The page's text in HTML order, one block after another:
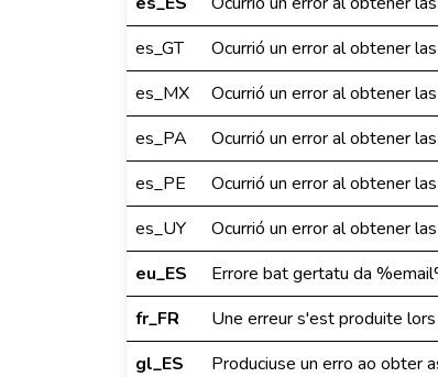
es_GT
Ocurrió un error al obtener
es_MX
Ocurrió un error al obtener
es_PA
Ocurrió un error al obtener
es_PE
Ocurrió un error al obtener
es_UY
Ocurrió un error al obtener
eu_ES
Errore bat gertatu da
fr_FR
Une erreur s'est produite
gl_ES
Produciuse un erro ao obter